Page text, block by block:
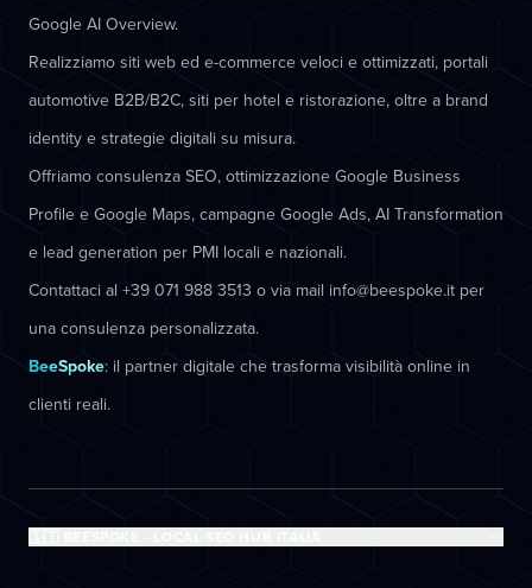
Google AI Overview.
Realizziamo siti web ed e-commerce veloci e ottimizzati, portali
automotive B2B/B2C, siti per hotel e ristorazione, oltre a brand
identity e strategie digitali su misura.
Offriamo consulenza SEO, ottimizzazione Google Business
Profile e Google Maps, campagne Google Ads, AI Transformation
e lead generation per PMI locali e nazionali.
Contattaci al +39 071 988 3513 o via mail info@beespoke.it per
una consulenza personalizzata.
BeeSpoke: il partner digitale che trasforma visibilità online in
clienti reali.